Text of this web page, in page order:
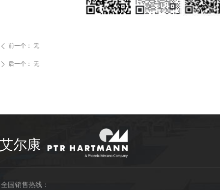
ꄴ 前一个： 无
ꄲ 后一个： 无
全国销售热线：
艾尔康